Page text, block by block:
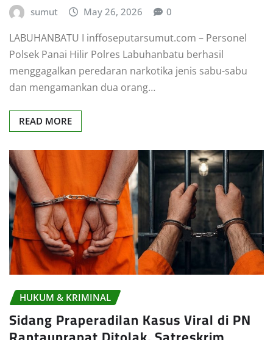
sumut May 26, 2026 0
LABUHANBATU I inffoseputarsumut.com – Personel
Polsek Panai Hilir Polres Labuhanbatu berhasil
menggagalkan peredaran narkotika jenis sabu-sabu
dan mengamankan dua orang…
READ MORE
HUKUM & KRIMINAL
Sidang Praperadilan Kasus Viral di PN